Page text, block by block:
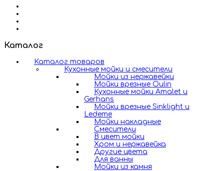
Каталог
Каталог товаров
Кухонные мойки и смесители
Мойки из нержавейки
Мойки врезные Oulin
Кухонные мойки Amalet и
Gerhans
Мойки врезные Sinklight и
Ledeme
Мойки накладные
Смесители
В цвет мойки
Хром и нержавейка
Другие цвета
Для ванны
Мойки из камня